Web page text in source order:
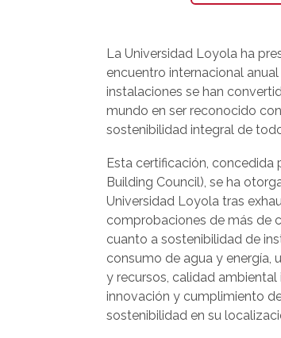
La Universidad Loyola ha
encuentro internacional
instalaciones se han
mundo en ser reconocido
sostenibilidad integral de
Esta certificación, concedida
Building Council), se ha
Universidad Loyola tras
comprobaciones de más de
cuanto a sostenibilidad de
consumo de agua y energía,
y recursos, calidad ambiental
innovación y cumplimiento
sostenibilidad en su